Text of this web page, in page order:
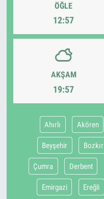
ÖĞLE
12:57
AKŞAM
19:57
Ahırlı Akören
Beyşehir Bozkır
Çumra Derbent
Emirgazi Ereğli